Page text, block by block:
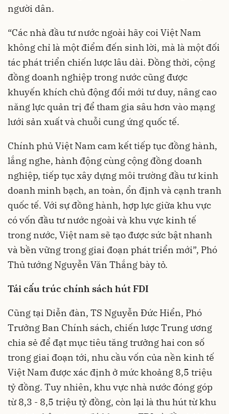
người dân.
“Các nhà đầu tư nước ngoài hãy coi Việt Nam
không chỉ là một điểm đến sinh lời, mà là một đối
tác phát triển chiến lược lâu dài. Đồng thời, cộng
đồng doanh nghiệp trong nước cũng được
khuyến khích chủ động đổi mới tư duy, nâng cao
năng lực quản trị để tham gia sâu hơn vào mạng
lưới sản xuất và chuỗi cung ứng quốc tế.
Chính phủ Việt Nam cam kết tiếp tục đồng hành,
lắng nghe, hành động cùng cộng đồng doanh
nghiệp, tiếp tục xây dựng môi trường đầu tư kinh
doanh minh bạch, an toàn, ổn định và cạnh tranh
quốc tế. Với sự đồng hành, hợp lực giữa khu vực
có vốn đầu tư nước ngoài và khu vực kinh tế
trong nước, Việt nam sẽ tạo được sức bật nhanh
và bền vững trong giai đoạn phát triển mới”, Phó
Thủ tướng Nguyễn Văn Thắng bày tỏ.
Tái cấu trúc chính sách hút FDI
Cũng tại Diễn đàn, TS Nguyễn Đức Hiển, Phó
Trưởng Ban Chính sách, chiến lược Trung ương
chia sẻ để đạt mục tiêu tăng trưởng hai con số
trong giai đoạn tới, nhu cầu vốn của nền kinh tế
Việt Nam được xác định ở mức khoảng 8,5 triệu
tỷ đồng. Tuy nhiên, khu vực nhà nước đóng góp
từ 8,3 - 8,5 triệu tỷ đồng, còn lại là thu hút từ khu